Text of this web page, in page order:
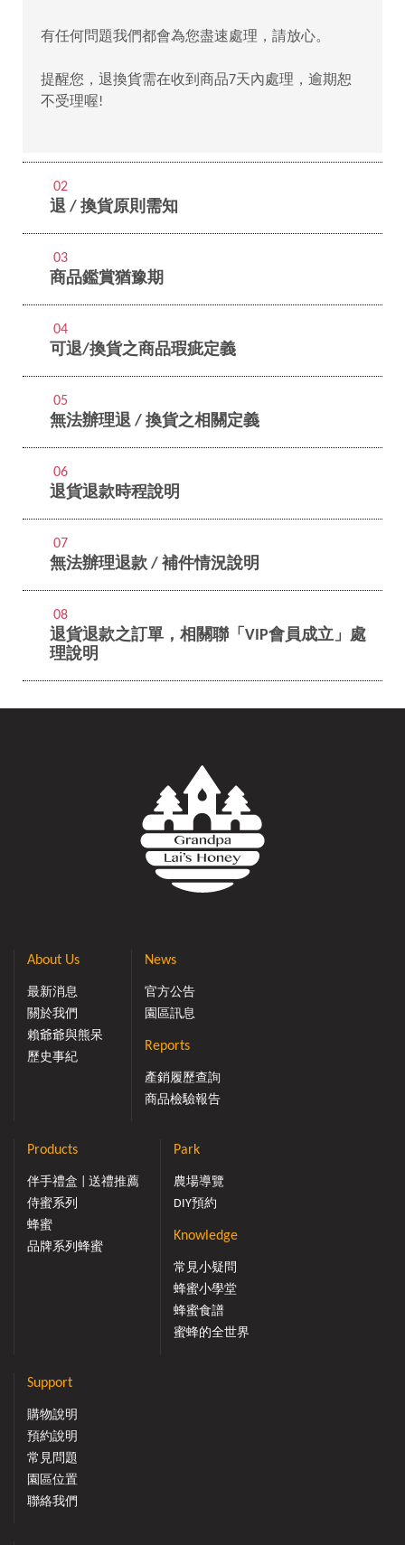
有任何問題我們都會為您盡速處理，請放心。
提醒您，退換貨需在收到商品7天內處理，逾期恕
不受理喔!
02
退 / 換貨原則需知
03
商品鑑賞猶豫期
04
可退/換貨之商品瑕疵定義
05
無法辦理退 / 換貨之相關定義
06
退貨退款時程說明
07
無法辦理退款 / 補件情況說明
08
退貨退款之訂單，相關聯「VIP會員成立」處
理說明
About Us
最新消息
關於我們
賴爺爺與熊呆
歷史事紀
News
官方公告
園區訊息
Reports
產銷履歷查詢
商品檢驗報告
Products
伴手禮盒 | 送禮推薦
侍蜜系列
蜂蜜
品牌系列蜂蜜
Park
農場導覽
DIY預約
Knowledge
常見小疑問
蜂蜜小學堂
蜂蜜食譜
蜜蜂的全世界
Support
購物說明
預約說明
常見問題
園區位置
聯絡我們